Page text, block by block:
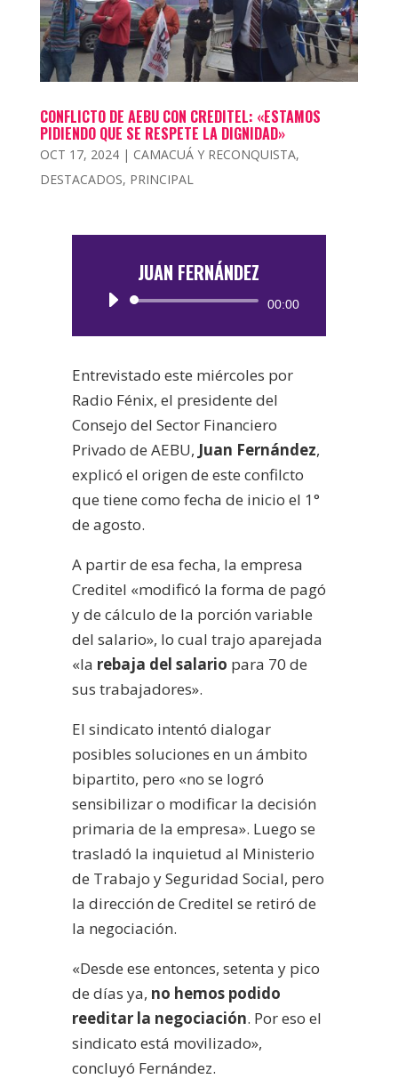
CONFLICTO DE AEBU CON CREDITEL: «ESTAMOS
PIDIENDO QUE SE RESPETE LA DIGNIDAD»
OCT 17, 2024| CAMACUÁ Y RECONQUISTA,
DESTACADOS, PRINCIPAL
JUAN FERNÁNDEZ
Reproductor
00:00
Entrevistado este miércoles por
Radio Fénix, el presidente del
Consejo del Sector Financiero
Privado de AEBU, Juan Fernández,
explicó el origen de este confilcto
que tiene como fecha de inicio el 1°
de agosto.
A partir de esa fecha, la empresa
Creditel «modificó la forma de pagó
y de cálculo de la porción variable
del salario», lo cual trajo aparejada
«la rebaja del salario para 70 de
sus trabajadores».
El sindicato intentó dialogar
posibles soluciones en un ámbito
bipartito, pero «no se logró
sensibilizar o modificar la decisión
primaria de la empresa». Luego se
trasladó la inquietud al Ministerio
de Trabajo y Seguridad Social, pero
la dirección de Creditel se retiró de
la negociación.
«Desde ese entonces, setenta y pico
de días ya, no hemos podido
reeditar la negociación. Por eso el
sindicato está movilizado»,
concluyó Fernández.